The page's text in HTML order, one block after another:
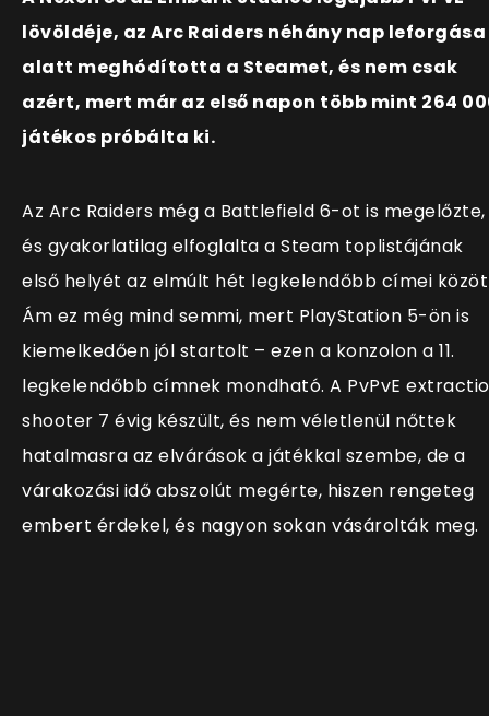
lövöldéje, az Arc Raiders néhány nap leforgása
alatt meghódította a Steamet, és nem csak
azért, mert már az első napon több mint 264
játékos próbálta ki.
Az Arc Raiders még a Battlefield 6-ot is megelőzte,
és gyakorlatilag elfoglalta a Steam toplistájának
első helyét az elmúlt hét legkelendőbb címei
Ám ez még mind semmi, mert PlayStation 5-ön is
kiemelkedően jól startolt – ezen a konzolon a 11.
legkelendőbb címnek mondható. A PvPvE
shooter 7 évig készült, és nem véletlenül nőttek
hatalmasra az elvárások a játékkal szembe, de a
várakozási idő abszolút megérte, hiszen rengeteg
embert érdekel, és nagyon sokan vásárolták meg.